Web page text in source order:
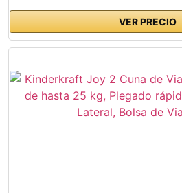
VER PRECIO